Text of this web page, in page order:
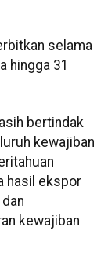
selama
hingga 31
bertindak
kewajiban
hasil ekspor
kewajiban